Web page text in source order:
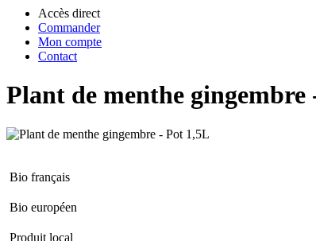
Accès direct
Commander
Mon compte
Contact
Plant de menthe gingembre
Bio français
Bio européen
Produit local